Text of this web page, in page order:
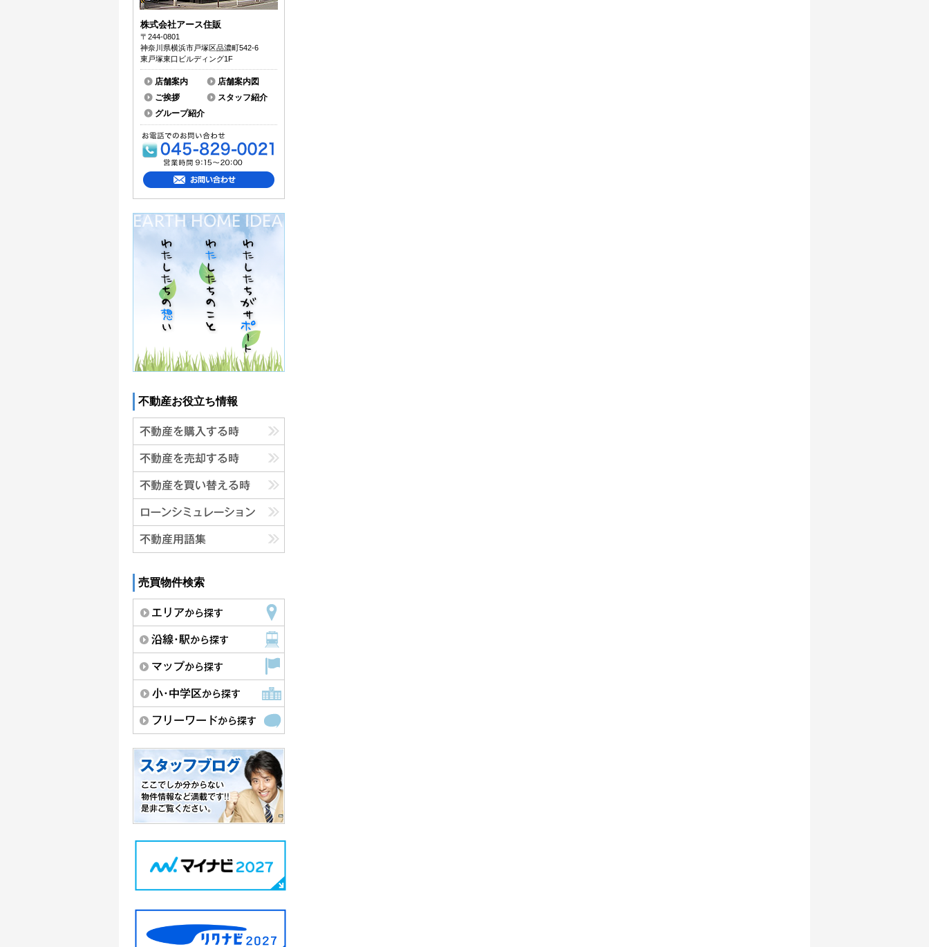
株式会社アース住販
〒244-0801
神奈川県横浜市戸塚区品濃町542-6
東戸塚東口ビルディング1F
店舗案内
店舗案内図
ご挨拶
スタッフ紹介
グループ紹介
不動産お役立ち情報
売買物件検索